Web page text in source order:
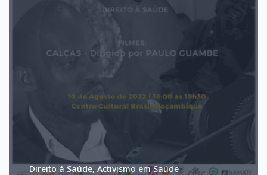
Direito à Saúde, Activismo em Saúde